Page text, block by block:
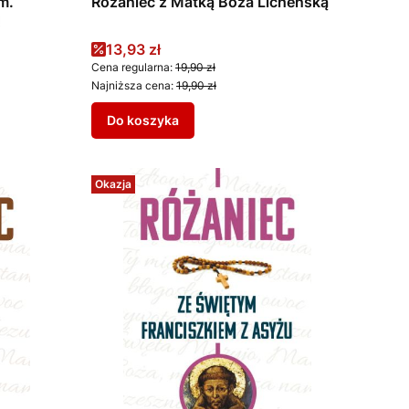
Cena promocyjna
13,93 zł
Cena regularna: 19,90 zł
Najniższa cena: 19,90 zł
Do koszyka
Okazja